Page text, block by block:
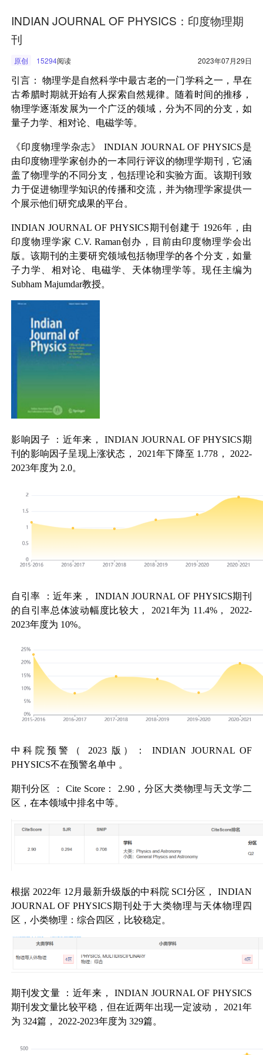
INDIAN JOURNAL OF PHYSICS：印度物理期
刊
原创 15294阅读 2023年07月29日
引言：
物理学是自然科学中最古老的一门学科之一，早在
古希腊时期就开始有人探索自然规律。随着时间的推移，
物理学逐渐发展为一个广泛的领域，分为不同的分支，如
量子力学、相对论、电磁学等。
《印度物理学杂志》 INDIAN JOURNAL OF PHYSICS是
由印度物理学家创办的一本同行评议的物理学期刊，它涵
盖了物理学的不同分支，包括理论和实验方面。该期刊致
力于促进物理学知识的传播和交流，并为物理学家提供一
个展示他们研究成果的平台。
INDIAN JOURNAL OF PHYSICS期刊创建于 1926年，由
印度物理学家 C.V. Raman创办，目前由印度物理学会出
版。该期刊的主要研究领域包括物理学的各个分支，如量
子力学、相对论、电磁学、天体物理学等。现任主编为
Subham Majumdar教授。
影响因子 ：近年来， INDIAN JOURNAL OF PHYSICS期
刊的影响因子呈现上涨状态，
2021年下降至 1.778 ，
2022-
2023年度为 2.0。
自引率 ：近年来， INDIAN JOURNAL OF PHYSICS期刊
的自引率总体波动幅度比较大，
2021年为 11.4%，
2022-
2023年度为 10%。
中科院预警（ 2023 版）：
INDIAN JOURNAL OF
PHYSICS不在预警名单中 。
期刊分区 ： Cite Score： 2.90，分区大类物理与天文学二
区，在本领域中排名中等。
根据 2022年 12 月最新升级版的中科院 SCI分区，
INDIAN
JOURNAL OF PHYSICS期刊处于大类物理与天体物理四
区，小类物理：综合四区，比较稳定。
期刊发文量 ：近年来，
INDIAN JOURNAL OF PHYSICS
期刊发文量比较平稳，但在近两年出现一定波动，
2021年
为 324篇， 2022-2023年度为 329篇。